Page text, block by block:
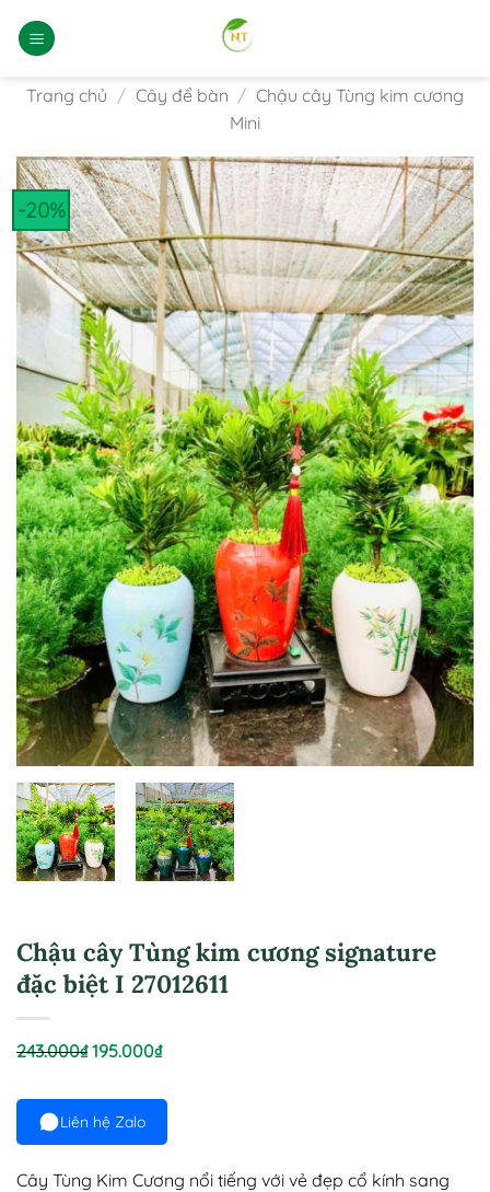
qua
dungTrang chủ / Cây để bàn / Chậu cây Tùng kim cương
Mini
-20%
Chậu cây Tùng kim cương signature
đặc biệt I 27012611
243.000₫ Giá
là:
243.000₫.
195.000₫Giá
tại
Liên hệ Zalo
Cây Tùng Kim Cương nổi tiếng với vẻ đẹp cổ kính sang